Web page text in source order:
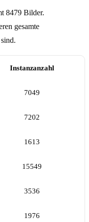
8479 Bilder.
gesamte
Instanzanzahl
7049
7202
1613
15549
3536
1976